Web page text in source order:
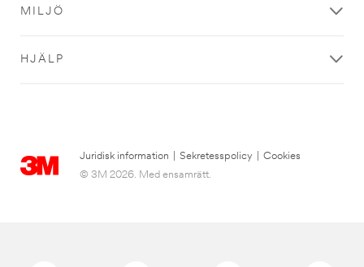
MILJÖ
HJÄLP
Juridisk information Sekretesspolicy
Cookies
© 3M 2026. Med ensamrätt.